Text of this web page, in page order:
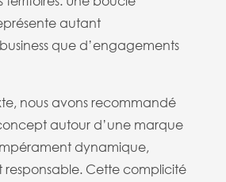
autant
que d’engagements
nous avons recommandé
autour d’une marque
dynamique,
Cette complicité